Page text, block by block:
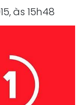
às 15h48